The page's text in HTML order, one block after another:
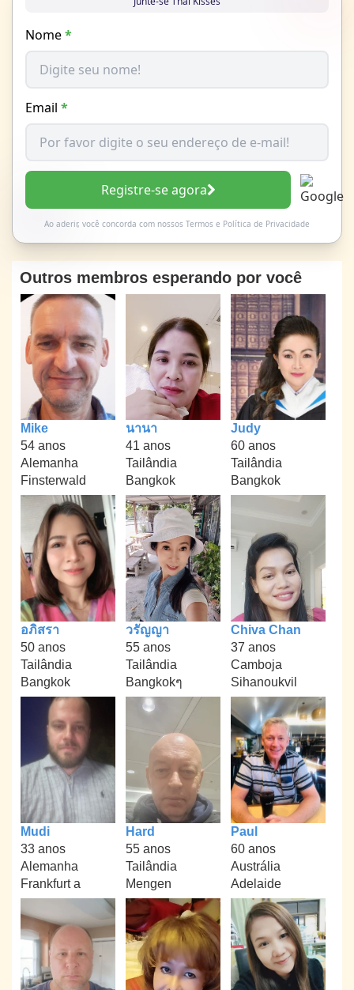
Nome*
Email *
Registre-se agora
Ao aderir, você concorda com nossos Termos e Política de Privacidade
Outros membros esperando por você
Mike
54 anos
Alemanha
Finsterwald
นานา
41 anos
Tailândia
Bangkok
Judy
60 anos
Tailândia
Bangkok
อภิสรา
50 anos
Tailândia
Bangkok
วรัญญา
55 anos
Tailândia
Bangkokๆ
Chiva Chan
37 anos
Camboja
Sihanoukvil
Mudi
33 anos
Alemanha
Frankfurt a
Hard
55 anos
Tailândia
Mengen
Paul
60 anos
Austrália
Adelaide